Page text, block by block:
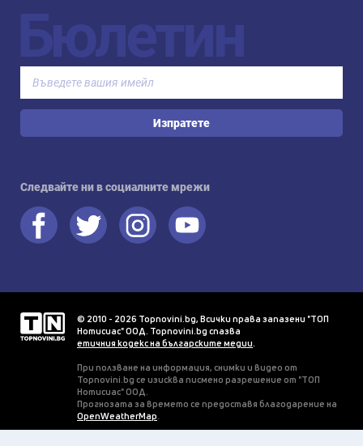
Бюлетин
Изпратете
Следвайте ни в социалните мрежи
© 2010 - 2026 Topnovini.bg, Всички права запазени "ТОП
Нотисиас" ООД. Topnovini.bg спазва
етичния кодекс на българските медии.
При ползване на информация, снимки и видео от
Topnovini.bg се изисква писмено разрешение от "ТОП
Нотисиас" ООД.
Прогнозата за времето се предоставя благодарение на
OpenWeatherMap.